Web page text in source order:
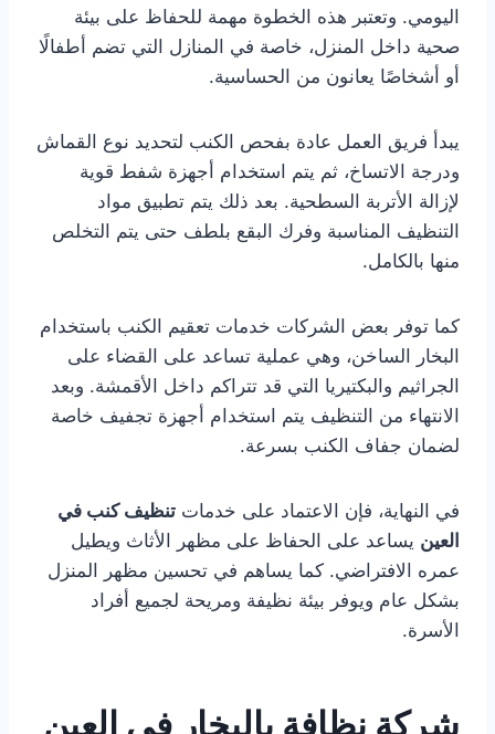
اليومي. وتعتبر هذه الخطوة مهمة للحفاظ على بيئة
صحية داخل المنزل، خاصة في المنازل التي تضم أطفالًا
أو أشخاصًا يعانون من الحساسية.
يبدأ فريق العمل عادة بفحص الكنب لتحديد نوع القماش
ودرجة الاتساخ، ثم يتم استخدام أجهزة شفط قوية
لإزالة الأتربة السطحية. بعد ذلك يتم تطبيق مواد
التنظيف المناسبة وفرك البقع بلطف حتى يتم التخلص
منها بالكامل.
كما توفر بعض الشركات خدمات تعقيم الكنب باستخدام
البخار الساخن، وهي عملية تساعد على القضاء على
الجراثيم والبكتيريا التي قد تتراكم داخل الأقمشة. وبعد
الانتهاء من التنظيف يتم استخدام أجهزة تجفيف خاصة
لضمان جفاف الكنب بسرعة.
في النهاية، فإن الاعتماد على خدمات تنظيف كنب في
العين يساعد على الحفاظ على مظهر الأثاث ويطيل
عمره الافتراضي. كما يساهم في تحسين مظهر المنزل
بشكل عام ويوفر بيئة نظيفة ومريحة لجميع أفراد
الأسرة.
شركة نظافة بالبخار في العين